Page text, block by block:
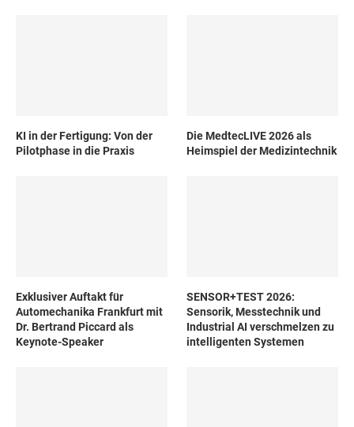
KI in der Fertigung: Von der
Pilotphase in die Praxis
Die MedtecLIVE 2026 als
Heimspiel der Medizintechnik
Exklusiver Auftakt für
Automechanika Frankfurt mit
Dr. Bertrand Piccard als
Keynote-Speaker
SENSOR+TEST 2026:
Sensorik, Messtechnik und
Industrial AI verschmelzen zu
intelligenten Systemen